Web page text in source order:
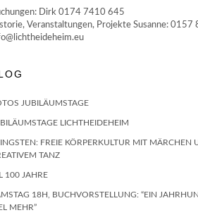
Dirk 0174 7410 645
Veranstaltungen, Projekte Susanne:
JUBILÄUMSTAGE
LICHTHEIDEHEIM
FREIE KÖRPERKULTUR MIT MÄRCHEN
TANZ
100 JAHRE
18H, BUCHVORSTELLUNG: “EIN
MEHR”